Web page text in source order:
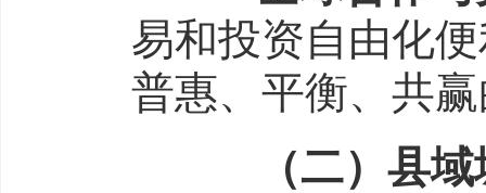
易和投资自由化
普惠、平衡、共
（二）县域